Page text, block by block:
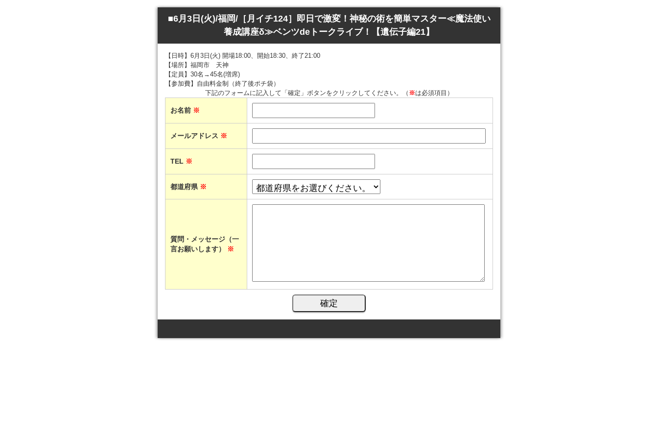
■6月3日(火)/福岡/［月イチ124］即日で激変！神秘の術を簡単マスター≪魔法使い
養成講座δ≫ベンツdeトークライブ！【遺伝子編21】
【日時】6月3日(火) 開場18:00、開始18:30、終了21:00
【場所】福岡市 天神
【定員】30名→45名(増席)
【参加費】自由料金制（終了後ポチ袋）
下記のフォームに記入して「確定」ボタンをクリックしてください。（ ※は必須項目）
お名前 ※
メールアドレス ※
TEL ※
都道府県 ※
質問・メッセージ（一
言お願いします）
※